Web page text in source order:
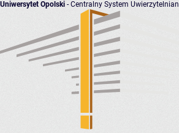
Uniwersytet Opolski - Centralny System